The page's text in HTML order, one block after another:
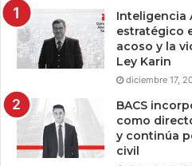
Inteligencia
estratégico
acoso y la
Ley Karin
diciembre 17,
BACS
como
y continúa
civil